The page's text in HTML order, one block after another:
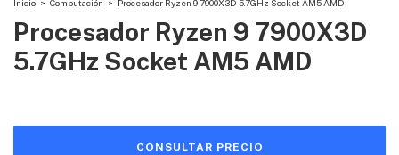
Inicio > Computación > Procesador Ryzen 9 7900X3D 5.7GHz Socket AM5 AMD
Procesador Ryzen 9 7900X3D
5.7GHz Socket AM5 AMD